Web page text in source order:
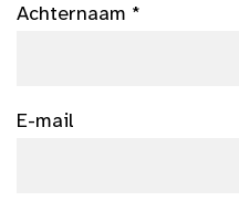
Achternaam *
E-mail